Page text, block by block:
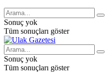
Sonuç yok
Tüm sonuçları göster
Sonuç yok
Tüm sonuçları göster